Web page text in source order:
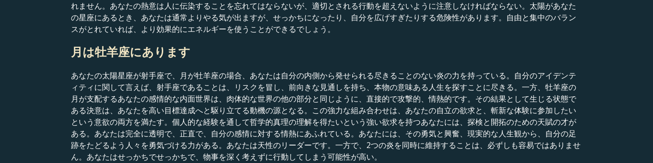
れません。あなたの熱意は人に伝染することを忘れてはならないが、適切とされる行動を超えないように注意しなければならない。太陽があなた
の星座にあるとき、あなたは通常よりやる気が出ますが、せっかちになったり、自分を広げすぎたりする危険性があります。自由と集中のバラン
スがとれていれば、より効果的にエネルギーを使うことができるでしょう。
月は牡羊座にあります
あなたの太陽星座が射手座で、月が牡羊座の場合、あなたは自分の内側から発せられる尽きることのない炎の力を持っている。自分のアイデンテ
ィティに関して言えば、射手座であることは、リスクを冒し、前向きな見通しを持ち、本物の意味ある人生を探すことに尽きる。一方、牡羊座の
月が支配するあなたの感情的な内面世界は、肉体的な世界の他の部分と同じように、直接的で攻撃的、情熱的です。その結果として生じる状態で
ある決意は、あなたを高い目標達成へと駆り立てる動機の源となる。この強力な組み合わせは、あなたの自立の欲求と、斬新な体験に参加したい
という意欲の両方を満たす。個人的な経験を通して哲学的真理の理解を得たいという強い欲求を持つあなたには、探検と開拓のための天賦の才が
ある。あなたは完全に透明で、正直で、自分の感情に対する情熱にあふれている。あなたには、その勇気と興奮、現実的な人生観から、自分の足
跡をたどるよう人々を勇気づける力がある。あなたは天性のリーダーです。一方で、2つの炎を同時に維持することは、必ずしも容易ではありませ
ん。あなたはせっかちでせっかちで、物事を深く考えずに行動してしまう可能性が高い。